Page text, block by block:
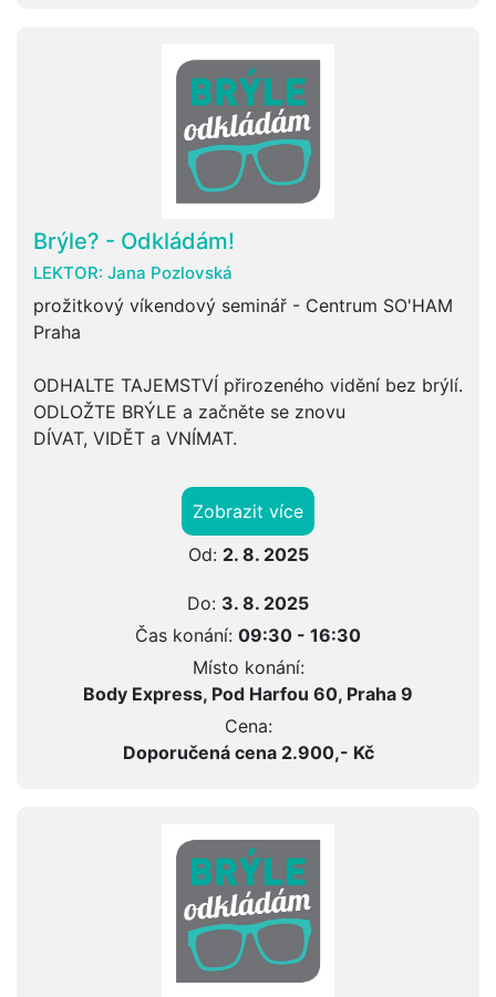
Brýle? - Odkládám!
LEKTOR: Jana Pozlovská
prožitkový víkendový seminář - Centrum SO'HAM
Praha
ODHALTE TAJEMSTVÍ přirozeného vidění bez brýlí.
ODLOŽTE BRÝLE a začněte se znovu
DÍVAT, VIDĚT a VNÍMAT.
Zobrazit více
Od: 2. 8. 2025
Do: 3. 8. 2025
Čas konání: 09:30 - 16:30
Místo konání:
Body Express, Pod Harfou 60, Praha 9
Cena:
Doporučená cena 2.900,- Kč